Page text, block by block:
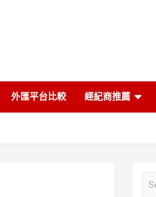
外匯平台比較 經紀商推薦